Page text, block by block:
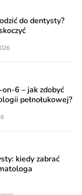
do dentysty?
6 – jak zdobyć
pełnołukowej?
kiedy zabrać